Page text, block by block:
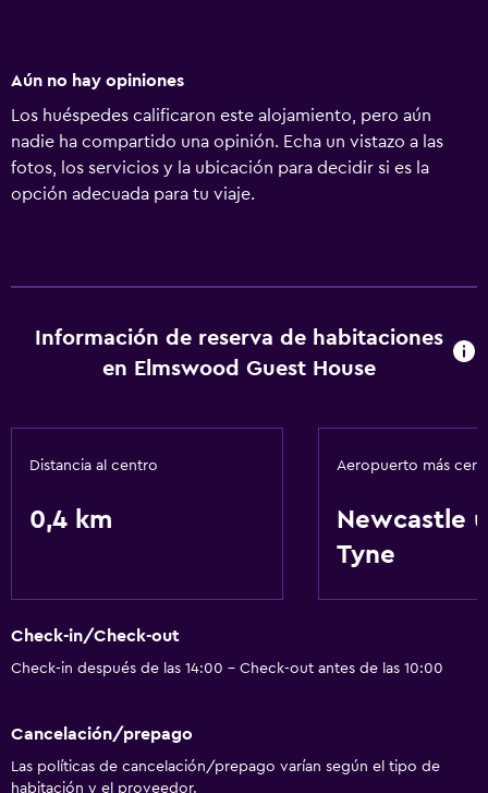
Aún no hay opiniones
Los huéspedes calificaron este alojamiento, pero aún
nadie ha compartido una opinión. Echa un vistazo a las
fotos, los servicios y la ubicación para decidir si es la
opción adecuada para tu viaje.
Información de reserva de habitaciones
en Elmswood Guest House
Distancia al centro
0,4 km
Aeropuerto más
Newcastle
Tyne
Check-in/Check-out
Check-in después de las 14:00 - Check-out antes de las 10:00
Cancelación/prepago
Las políticas de cancelación/prepago varían según el tipo de
habitación y el proveedor.